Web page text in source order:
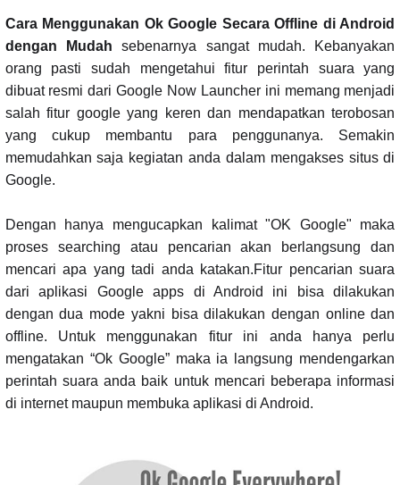
Cara Menggunakan Ok Google Secara Offline di Android
dengan Mudahsebenarnya sangat mudah. Kebanyakan
orang pasti sudah mengetahui fitur perintah suara yang
dibuat resmi dari Google Now Launcher ini memang menjadi
salah fitur google yang keren dan mendapatkan terobosan
yang cukup membantu para penggunanya. Semakin
memudahkan saja kegiatan anda dalam mengakses situs di
Google.
Dengan hanya mengucapkan kalimat "OK Google" maka
proses searching atau pencarian akan berlangsung dan
mencari apa yang tadi anda katakan.Fitur pencarian suara
dari aplikasi Google apps di Android ini bisa dilakukan
dengan dua mode yakni bisa dilakukan dengan online dan
offline. Untuk menggunakan fitur ini anda hanya perlu
mengatakan “Ok Google” maka ia langsung mendengarkan
perintah suara anda baik untuk mencari beberapa informasi
di internet maupun membuka aplikasi di Android.